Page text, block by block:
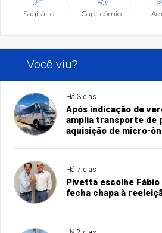
Sagitário Capricórnio
Você viu?
Há 3 dias
Após indicação de
amplia transporte de
aquisição de micro-
Há 7 dias
Pivetta escolhe
fecha chapa à